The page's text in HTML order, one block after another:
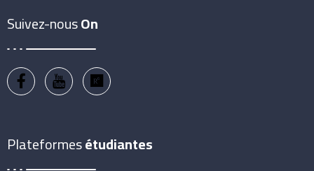
Suivez-nousOn
Plateformesétudiantes